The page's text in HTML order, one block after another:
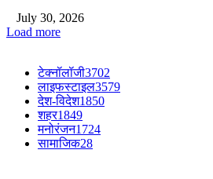
July 30, 2026
Load more
टेक्नॉलॉजी3702
लाइफस्टाइल3579
देश-विदेश1850
शहर1849
मनोरंजन1724
सामाजिक28